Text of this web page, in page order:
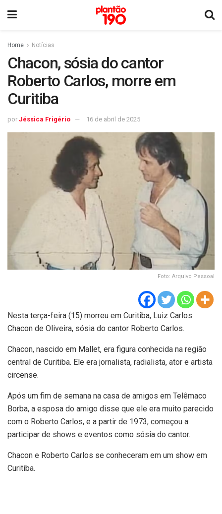
Home Notícias
Chacon, sósia do cantor
Roberto Carlos, morre em
Curitiba
por Jéssica Frigério 16 de abril de 2025
Foto: Arquivo Pessoal
Nesta terça-feira (15) morreu em Curitiba, Luiz Carlos
Chacon de Oliveira, sósia do cantor Roberto Carlos.
Chacon, nascido em Mallet, era figura conhecida na região
central de Curitiba. Ele era jornalista, radialista, ator e artista
circense.
Após um fim de semana na casa de amigos em Telêmaco
Borba, a esposa do amigo disse que ele era muito parecido
com o Roberto Carlos, e a partir de 1973, começou a
participar de shows e eventos como sósia do cantor.
Chacon e Roberto Carlos se conheceram em um show em
Curitiba.